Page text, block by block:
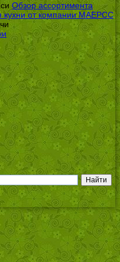
Обзор ассортимента
кухни от компании МАЕРСС